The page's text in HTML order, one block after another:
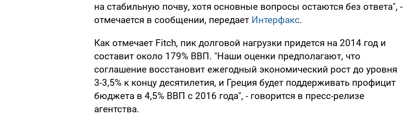
на стабильную почву, хотя основные вопросы остаются без ответа", -
отмечается в сообщении, передает Интерфакс.
Как отмечает Fitch, пик долговой нагрузки придется на 2014 год и
составит около 179% ВВП. "Наши оценки предполагают, что
соглашение восстановит ежегодный экономический рост до уровня
3-3,5% к концу десятилетия, и Греция будет поддерживать профицит
бюджета в 4,5% ВВП с 2016 года", - говорится в пресс-релизе
агентства.